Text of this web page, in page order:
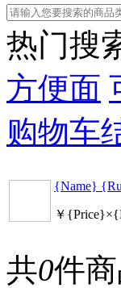
热门搜
方便面
购物车
{Name}
￥
共0件